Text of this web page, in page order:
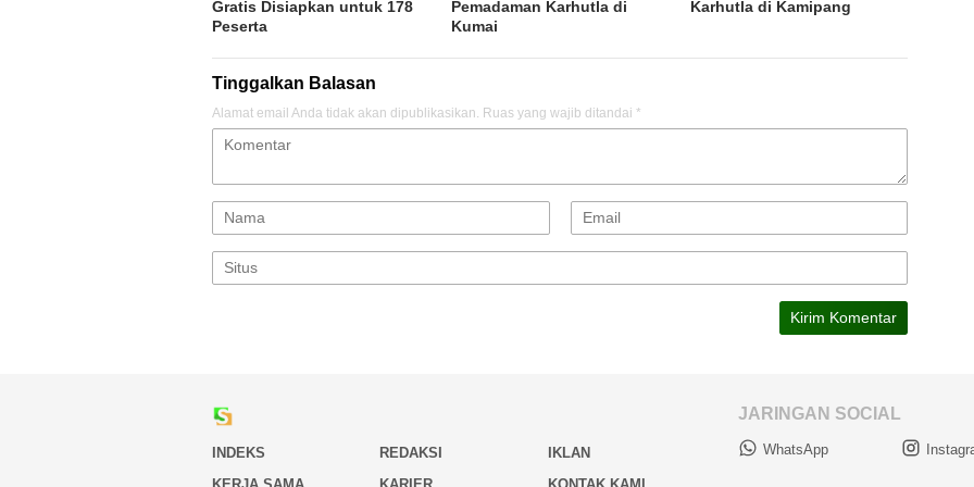
Gratis Disiapkan untuk 178
Peserta
Pemadaman Karhutla di
Kumai
Karhutla di Kamipang
Tinggalkan Balasan
Alamat email Anda tidak akan dipublikasikan. Ruas yang wajib ditandai *
INDEKS REDAKSI
IKLAN
JARINGAN SOCIAL
WhatsApp